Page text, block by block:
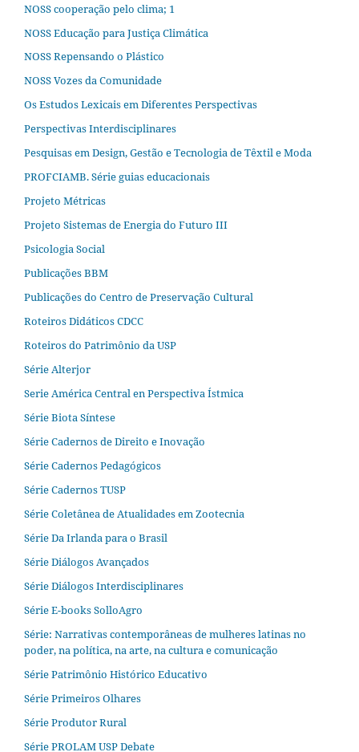
NOSS cooperação pelo clima; 1
NOSS Educação para Justiça Climática
NOSS Repensando o Plástico
NOSS Vozes da Comunidade
Os Estudos Lexicais em Diferentes Perspectivas
Perspectivas Interdisciplinares
Pesquisas em Design, Gestão e Tecnologia de Têxtil e Moda
PROFCIAMB. Série guias educacionais
Projeto Métricas
Projeto Sistemas de Energia do Futuro III
Psicologia Social
Publicações BBM
Publicações do Centro de Preservação Cultural
Roteiros Didáticos CDCC
Roteiros do Patrimônio da USP
Série Alterjor
Serie América Central en Perspectiva Ístmica
Série Biota Síntese
Série Cadernos de Direito e Inovação
Série Cadernos Pedagógicos
Série Cadernos TUSP
Série Coletânea de Atualidades em Zootecnia
Série Da Irlanda para o Brasil
Série Diálogos Avançados
Série Diálogos Interdisciplinares
Série E-books SolloAgro
Série: Narrativas contemporâneas de mulheres latinas no
poder, na política, na arte, na cultura e comunicação
Série Patrimônio Histórico Educativo
Série Primeiros Olhares
Série Produtor Rural
Série PROLAM USP Debate